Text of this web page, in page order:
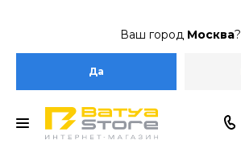
Ваш город Москва?
Да